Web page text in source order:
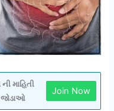
માહિતી
જોડાઓ
Join Now